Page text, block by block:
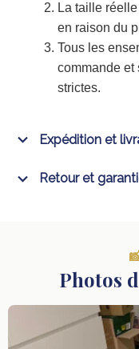
La taille
en raison du
Tous les
commande et
strictes.
Expédition et
Retour et
Photos